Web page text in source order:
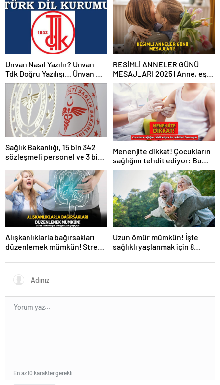
Unvan Nasıl Yazılır? Unvan
Tdk Doğru Yazılışı… Ünvan Mi
Unvan Mı?
RESİMLİ ANNELER GÜNÜ
MESAJLARI 2025 | Anne, eş
ve kayınvalideye özel
WhatsApp ve Instagram’da
paylaşabileceğiniz en güzel
Anneler Günü mesajları
Sağlık Bakanlığı, 15 bin 342
sözleşmeli personel ve 3 bin
Menenjite dikkat! Çocukların
sağlığını tehdit ediyor: Bu
belirtileri önemseyin
Alışkanlıklarla bağırsakları
düzenlemek mümkün! Stres
yapıyor
Uzun ömür mümkün! İşte
sağlıklı yaşlanmak için 8
En az 10 karakter gerekli